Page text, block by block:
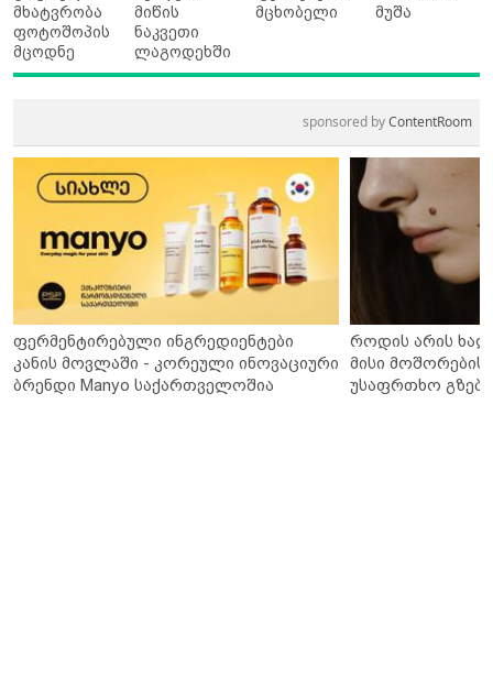
მხატვრობა
ფოტოშოპის
მცოდნე
მიწის
ნაკვეთი
ლაგოდეხში
მცხობელი
მუშა
sponsored byContentRoom
ფერმენტირებული ინგრედიენტები
კანის მოვლაში - კორეული ინოვაციური
ბრენდი Manyo საქართველოშია
როდის არის
მისი მოშორების
უსაფრთხო გზები